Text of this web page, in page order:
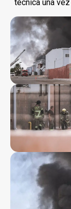
técnica una